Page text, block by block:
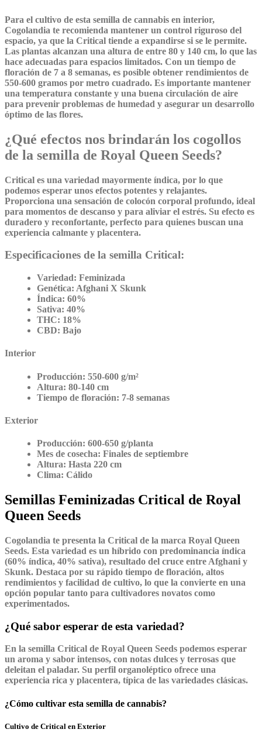
Para el cultivo de esta semilla de cannabis en interior,
Cogolandia te recomienda mantener un control riguroso del
espacio, ya que la Critical tiende a expandirse si se le permite.
Las plantas alcanzan una altura de entre 80 y 140 cm, lo que las
hace adecuadas para espacios limitados. Con un tiempo de
floración de 7 a 8 semanas, es posible obtener rendimientos de
550-600 gramos por metro cuadrado. Es importante mantener
una temperatura constante y una buena circulación de aire
para prevenir problemas de humedad y asegurar un desarrollo
óptimo de las flores.
¿Qué efectos nos brindarán los cogollos
de la semilla de Royal Queen Seeds?
Critical es una variedad mayormente índica, por lo que
podemos esperar unos efectos potentes y relajantes.
Proporciona una sensación de colocón corporal profundo, ideal
para momentos de descanso y para aliviar el estrés. Su efecto es
duradero y reconfortante, perfecto para quienes buscan una
experiencia calmante y placentera.
Especificaciones de la semilla Critical:
Variedad: Feminizada
Genética: Afghani X Skunk
Índica: 60%
Sativa: 40%
THC: 18%
CBD: Bajo
Interior
Producción: 550-600 g/m²
Altura: 80-140 cm
Tiempo de floración: 7-8 semanas
Exterior
Producción: 600-650 g/planta
Mes de cosecha: Finales de septiembre
Altura: Hasta 220 cm
Clima: Cálido
Semillas Feminizadas Critical de Royal
Queen Seeds
Cogolandia te presenta la Critical de la marca Royal Queen
Seeds. Esta variedad es un híbrido con predominancia índica
(60% índica, 40% sativa), resultado del cruce entre Afghani y
Skunk. Destaca por su rápido tiempo de floración, altos
rendimientos y facilidad de cultivo, lo que la convierte en una
opción popular tanto para cultivadores novatos como
experimentados.
¿Qué sabor esperar de esta variedad?
En la semilla Critical de Royal Queen Seeds podemos esperar
un aroma y sabor intensos, con notas dulces y terrosas que
deleitan el paladar. Su perfil organoléptico ofrece una
experiencia rica y placentera, típica de las variedades clásicas.
¿Cómo cultivar esta semilla de cannabis?
Cultivo de Critical en Exterior